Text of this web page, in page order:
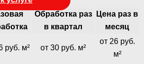
Обработка раз
в квартал
Цена раз в
месяц
руб. м² от 30 руб. м²
от 26 руб.
м²